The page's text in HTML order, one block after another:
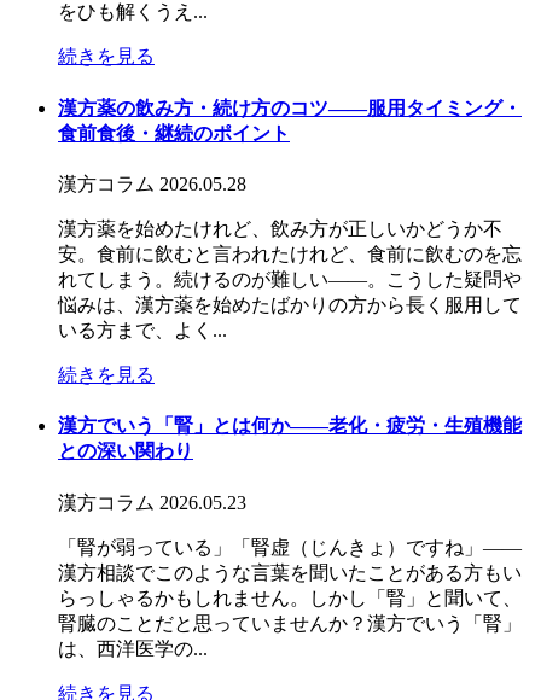
をひも解くうえ...
続きを見る
漢方薬の飲み方・続け方のコツ――服用タイミング・
食前食後・継続のポイント
漢方コラム 2026.05.28
漢方薬を始めたけれど、飲み方が正しいかどうか不
安。食前に飲むと言われたけれど、食前に飲むのを忘
れてしまう。続けるのが難しい——。こうした疑問や
悩みは、漢方薬を始めたばかりの方から長く服用して
いる方まで、よく...
続きを見る
漢方でいう「腎」とは何か――老化・疲労・生殖機能
との深い関わり
漢方コラム 2026.05.23
「腎が弱っている」「腎虚（じんきょ）ですね」——
漢方相談でこのような言葉を聞いたことがある方もい
らっしゃるかもしれません。しかし「腎」と聞いて、
腎臓のことだと思っていませんか？漢方でいう「腎」
は、西洋医学の...
続きを見る